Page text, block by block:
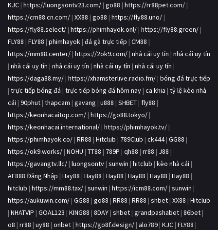
KJC | https://luongsontv23.com/ | go88 | https://rr88pet.com/ |
https://cm88.cn.com/ | XX88 | go88 | https://fly88.uno/ |
https://fly88.select/ | https://phimhayok.onl/ | https://fly88.green/ |
FLY88 | FLY88 | phimhayok | đá gà trực tiếp | CM88 |
https://mm88.center/ | https://2ok9.com/ | nhà cái uy tín | nhà cái uy tín
| nhà cái uy tín | nhà cái uy tín | nhà cái uy tín | nhà cái uy tín |
https://daga88.my/ | https://xhamsterlive.radio.fm/ | bóng đá trực tiếp
| trực tiếp bóng đá | trực tiếp bóng đá hôm nay | ca khia | tỷ lệ kèo nhà
cái | 90phut | thapcam | gavang | u888 | SHBET | fly88 |
https://keonhacaitop.com/ | https://go88.tokyo/ |
https://keonhacai.international/ | https://phimhayok.tv/ |
https://phimhayok.co/ | RR88 | Hitclub | 789Club | ck444| GG88 |
https://ok9.works/ | NOHU | TT88 | 789P | qh88 | rr88 | J88 |
https://gavangtv.llc/ | luongsontv | sunwin | hitclub | kèo nhà cái |
AE888 Đăng Nhập | Hay88 | Hay88 | Hay88 | Hay88 | Hay88 | Hay88 |
hitclub | https://mm88.tax/ | sunwin | https://icm88.com/ | sunwin |
https://aukuwin.com/ | GG88 | go88 | RR88 | RR88 | shbet | XX88 | Hitclub
| NHATVIP | GOAL123 | KING88 | 8DAY | shbet | grandpashabet | 86bet |
o8 | rr88 | uy88 | onbet | https://go8f.design/ | alo789 | KJC | FLY88 |